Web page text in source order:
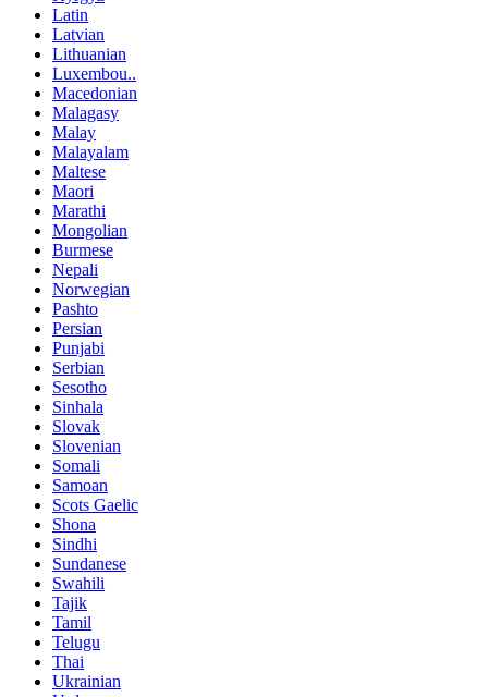
Latin
Latvian
Lithuanian
Luxembou..
Macedonian
Malagasy
Malay
Malayalam
Maltese
Maori
Marathi
Mongolian
Burmese
Nepali
Norwegian
Pashto
Persian
Punjabi
Serbian
Sesotho
Sinhala
Slovak
Slovenian
Somali
Samoan
Scots Gaelic
Shona
Sindhi
Sundanese
Swahili
Tajik
Tamil
Telugu
Thai
Ukrainian